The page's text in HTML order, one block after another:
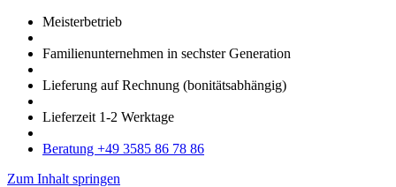
Meister­betrieb
Familien­unter­nehmen in sechster Gene­ration
Lieferung auf Rech­nung (bonitätsabhängig)
Liefer­zeit 1-2 Werk­tage
Bera­tung +49 3585 86 78 86
Zum Inhalt springen